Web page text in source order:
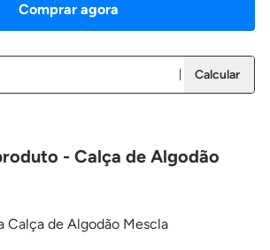
Comprar agora
Calcular
- Calça de Algodão
Calça de Algodão Mescla